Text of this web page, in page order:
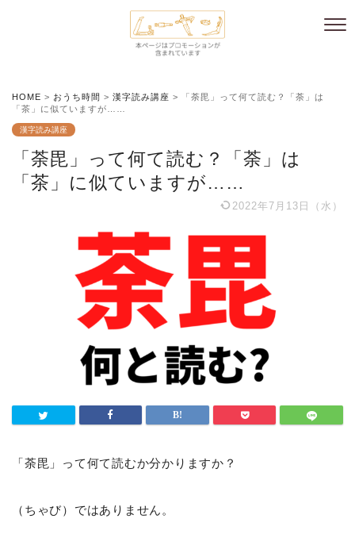
HOME > おうち時間 > 漢字読み講座 >
「荼毘」って何て読む？「荼」は
「茶」に似ていますが……
漢字読み講座
「荼毘」って何て読む？「荼」は
「茶」に似ていますが……
2022年7月13日（水）
「荼毘」って何て読むか分かりますか？
（ちゃび）ではありません。